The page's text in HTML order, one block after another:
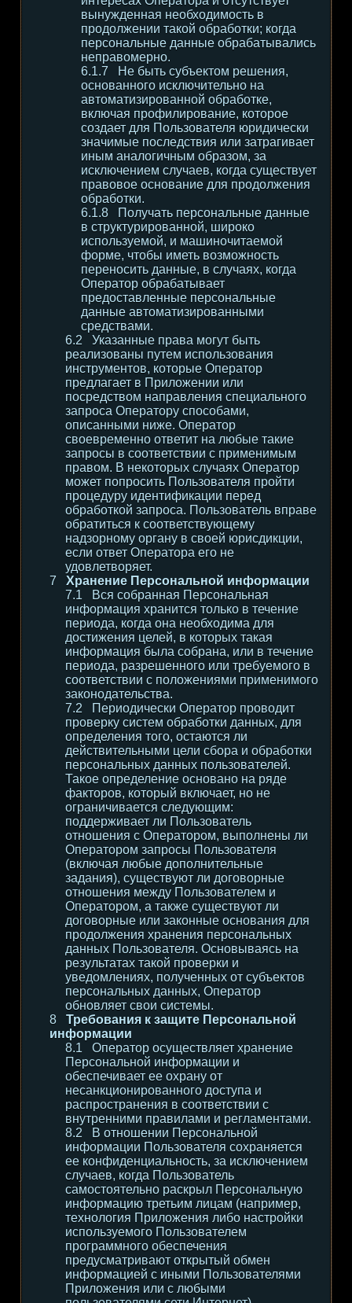
вынужденная необходимость в
продолжении такой обработки; когда
персональные данные обрабатывались
неправомерно.
Не быть субъектом решения,
основанного исключительно на
автоматизированной обработке,
включая профилирование, которое
создает для Пользователя юридически
значимые последствия или затрагивает
иным аналогичным образом, за
исключением случаев, когда существует
правовое основание для продолжения
обработки.
Получать персональные данные
в структурированной, широко
используемой, и машиночитаемой
форме, чтобы иметь возможность
переносить данные, в случаях, когда
Оператор обрабатывает
предоставленные персональные
данные автоматизированными
средствами.
Указанные права могут быть
реализованы путем использования
инструментов, которые Оператор
предлагает в Приложении или
посредством направления специального
запроса Оператору способами,
описанными ниже. Оператор
своевременно ответит на любые такие
запросы в соответствии с применимым
правом. В некоторых случаях Оператор
может попросить Пользователя пройти
процедуру идентификации перед
обработкой запроса. Пользователь вправе
обратиться к соответствующему
надзорному органу в своей юрисдикции,
если ответ Оператора его не
удовлетворяет.
Хранение Персональной информации
Вся собранная Персональная
информация хранится только в течение
периода, когда она необходима для
достижения целей, в которых такая
информация была собрана, или в течение
периода, разрешенного или требуемого в
соответствии с положениями применимого
законодательства.
Периодически Оператор проводит
проверку систем обработки данных, для
определения того, остаются ли
действительными цели сбора и обработки
персональных данных пользователей.
Такое определение основано на ряде
факторов, который включает, но не
ограничивается следующим:
поддерживает ли Пользователь
отношения с Оператором, выполнены ли
Оператором запросы Пользователя
(включая любые дополнительные
задания), существуют ли договорные
отношения между Пользователем и
Оператором, а также существуют ли
договорные или законные основания для
продолжения хранения персональных
данных Пользователя. Основываясь на
результатах такой проверки и
уведомлениях, полученных от субъектов
персональных данных, Оператор
обновляет свои системы.
Требования к защите Персональной
информации
Оператор осуществляет хранение
Персональной информации и
обеспечивает ее охрану от
несанкционированного доступа и
распространения в соответствии с
внутренними правилами и регламентами.
В отношении Персональной
информации Пользователя сохраняется
ее конфиденциальность, за исключением
случаев, когда Пользователь
самостоятельно раскрыл Персональную
информацию третьим лицам (например,
технология Приложения либо настройки
используемого Пользователем
программного обеспечения
предусматривают открытый обмен
информацией с иными Пользователями
Приложения или с любыми